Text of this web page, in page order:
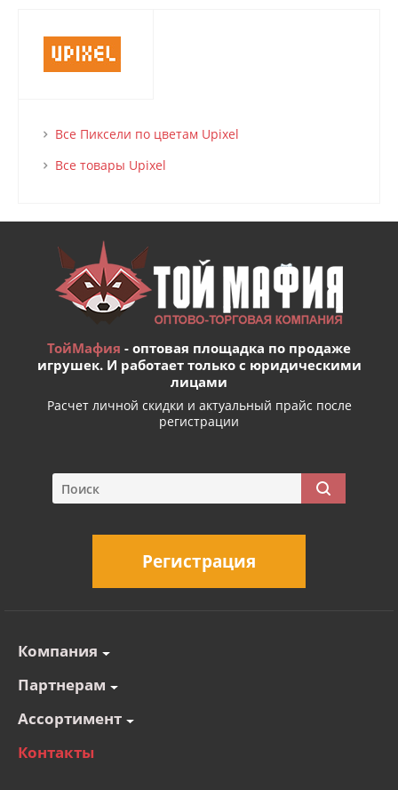
Все Пиксели по цветам Upixel
Все товары Upixel
ТойМафия - оптовая площадка по продаже
игрушек. И работает только с юридическими
лицами
Расчет личной скидки и актуальный прайс после
регистрации
Регистрация
Компания
Партнерам
Ассортимент
Контакты